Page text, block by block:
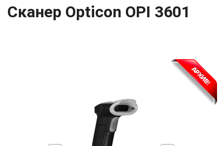
Сканер Opticon OPI 3601